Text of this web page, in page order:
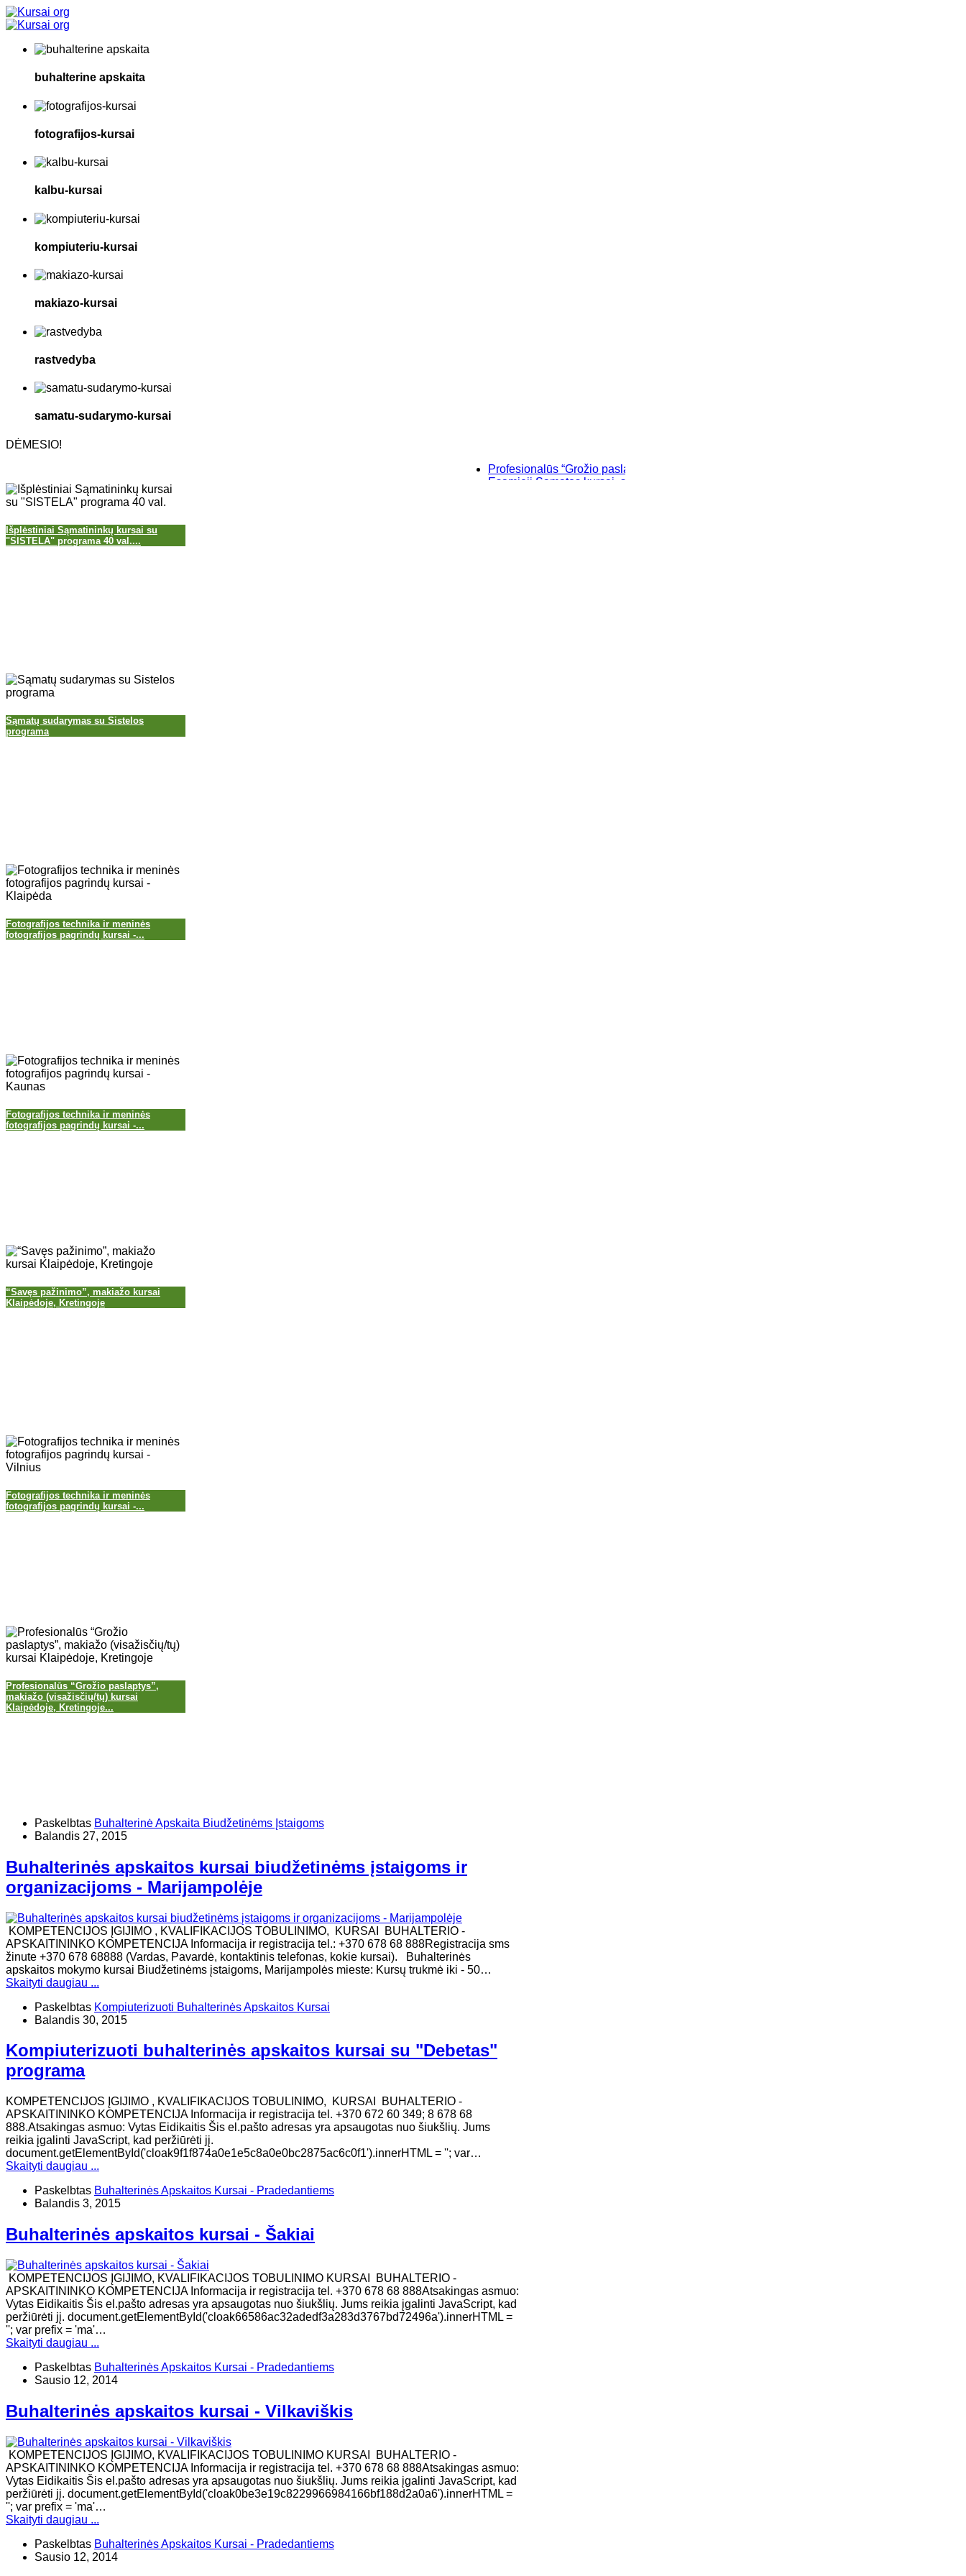
buhalterine apskaita
fotografijos-kursai
kalbu-kursai
kompiuteriu-kursai
makiazo-kursai
rastvedyba
samatu-sudarymo-kursai
DĖMESIO!
Profesionalūs “Grožio paslaptys”, makiažo (visažisčių/tų) kursai Klaipėdoje, Kretingoje
Esamieji Sąmatos kursai, su "SISTELA" programa 12 val.
Išplėstiniai Sąmatininkų kursai su
"SISTELA" programa 40 val....
Sąmatų sudarymas su Sistelos
programa
Fotografijos technika ir meninės
fotografijos pagrindų kursai -...
Fotografijos technika ir meninės
fotografijos pagrindų kursai -...
“Savęs pažinimo”, makiažo kursai
Klaipėdoje, Kretingoje
Fotografijos technika ir meninės
fotografijos pagrindų kursai -...
Profesionalūs “Grožio paslaptys”,
makiažo (visažisčių/tų) kursai
Klaipėdoje, Kretingoje...
Paskelbtas Buhalterinė Apskaita Biudžetinėms Įstaigoms
Balandis 27, 2015
Buhalterinės apskaitos kursai biudžetinėms įstaigoms ir
organizacijoms - Marijampolėje
KOMPETENCIJOS ĮGIJIMO , KVALIFIKACIJOS TOBULINIMO, KURSAI BUHALTERIO -
APSKAITININKO KOMPETENCIJA Informacija ir registracija tel.: +370 678 68 888Registracija sms
žinute +370 678 68888 (Vardas, Pavardė, kontaktinis telefonas, kokie kursai). Buhalterinės
apskaitos mokymo kursai Biudžetinėms įstaigoms, Marijampolės mieste: Kursų trukmė iki - 50…
Skaityti daugiau ...
Paskelbtas Kompiuterizuoti Buhalterinės Apskaitos Kursai
Balandis 30, 2015
Kompiuterizuoti buhalterinės apskaitos kursai su "Debetas"
programa
KOMPETENCIJOS ĮGIJIMO , KVALIFIKACIJOS TOBULINIMO, KURSAI BUHALTERIO -
APSKAITININKO KOMPETENCIJA Informacija ir registracija tel. +370 672 60 349; 8 678 68
888.Atsakingas asmuo: Vytas Eidikaitis Šis el.pašto adresas yra apsaugotas nuo šiukšlių. Jums
reikia įgalinti JavaScript, kad peržiūrėti jį.
document.getElementById('cloak9f1f874a0e1e5c8a0e0bc2875ac6c0f1').innerHTML = ''; var…
Skaityti daugiau ...
Paskelbtas Buhalterinės Apskaitos Kursai - Pradedantiems
Balandis 3, 2015
Buhalterinės apskaitos kursai - Šakiai
KOMPETENCIJOS ĮGIJIMO, KVALIFIKACIJOS TOBULINIMO KURSAI BUHALTERIO -
APSKAITININKO KOMPETENCIJA Informacija ir registracija tel. +370 678 68 888Atsakingas asmuo:
Vytas Eidikaitis Šis el.pašto adresas yra apsaugotas nuo šiukšlių. Jums reikia įgalinti JavaScript, kad
peržiūrėti jį. document.getElementById('cloak66586ac32adedf3a283d3767bd72496a').innerHTML =
''; var prefix = 'ma'…
Skaityti daugiau ...
Paskelbtas Buhalterinės Apskaitos Kursai - Pradedantiems
Sausio 12, 2014
Buhalterinės apskaitos kursai - Vilkaviškis
KOMPETENCIJOS ĮGIJIMO, KVALIFIKACIJOS TOBULINIMO KURSAI BUHALTERIO -
APSKAITININKO KOMPETENCIJA Informacija ir registracija tel. +370 678 68 888Atsakingas asmuo:
Vytas Eidikaitis Šis el.pašto adresas yra apsaugotas nuo šiukšlių. Jums reikia įgalinti JavaScript, kad
peržiūrėti jį. document.getElementById('cloak0be3e19c8229966984166bf188d2a0a6').innerHTML =
''; var prefix = 'ma'…
Skaityti daugiau ...
Paskelbtas Buhalterinės Apskaitos Kursai - Pradedantiems
Sausio 12, 2014